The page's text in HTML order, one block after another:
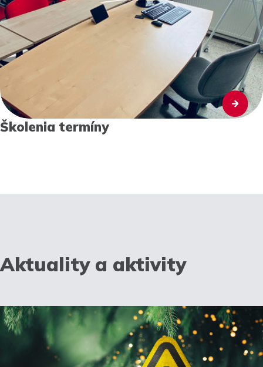
Školenia termíny
Aktuality a aktivity